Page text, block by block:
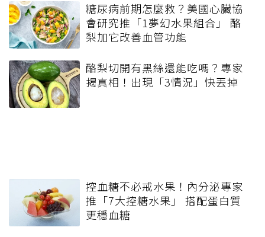
糖尿病前期怎麼救？美國心臟協
會研究推「1夢幻水果組合」 酪
梨加它改善血管功能
酪梨切開有黑絲還能吃嗎？專家
揭真相！出現「3情況」快丟掉
控血糖不必戒水果！內分泌專家
推「7大控糖水果」 搭配蛋白質
更穩血糖